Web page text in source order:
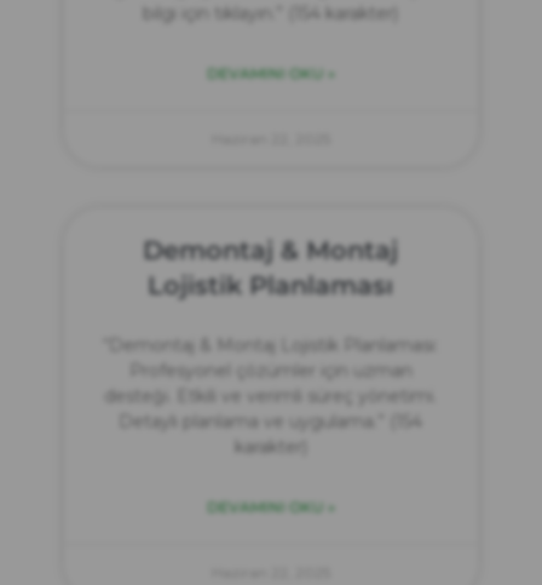
bilgi için tıklayın.” (154 karakter)
DEVAMINI OKU »
Demontaj & Montaj
Lojistik Planlaması
“Demontaj & Montaj Lojistik Planlaması:
Profesyonel çözümler için uzman
desteği. Etkili ve verimli süreç yönetimi.
Detaylı planlama ve uygulama.” (154
karakter)
DEVAMINI OKU »